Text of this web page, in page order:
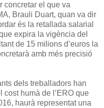
concretar el que va
Brauli Duart, quan va dir
és la retallada salarial
expira la vigència del
de 15 milions d’euros la
amb més precisió
dels treballadors han
cost humà de l’ERO que
haurà representat una